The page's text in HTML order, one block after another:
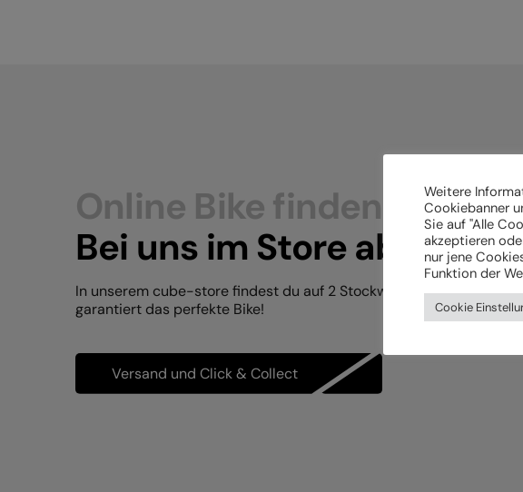
Online Bike finden.
Bei uns im Store abholen.
In unserem cube-store findest du auf 2 Stockwerken
garantiert das perfekte Bike!
Versand und Click & Collect
Weitere
Cookiebanner
Sie auf "Alle
akzeptieren
nur jene
Funktion der
Cookie